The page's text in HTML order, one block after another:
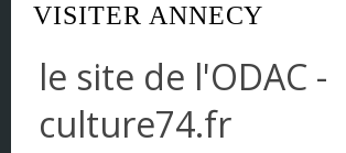
Centre
Champagne-Ardenne
VISITER ANNECY
le site de l'ODAC -
culture74.fr